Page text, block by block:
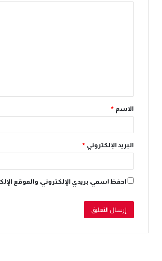
ق
*
الاسم *
البريد الإلكتروني *
احفظ اسمي، بريدي الإلكتروني، والموقع